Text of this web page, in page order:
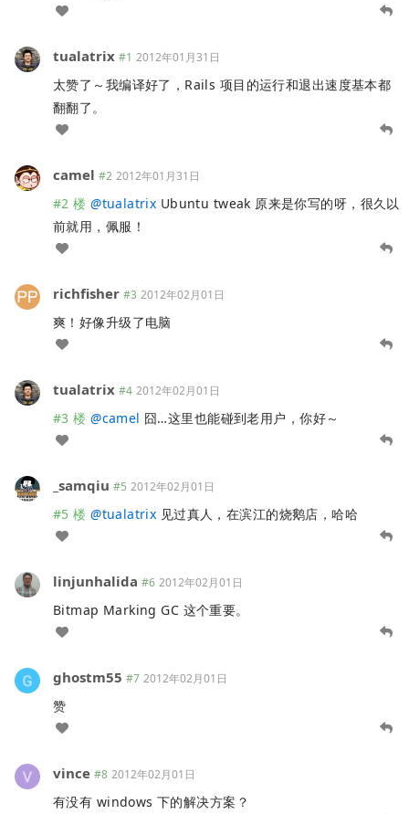
tualatrix #1 2012年01月31日
太赞了～我编译好了，Rails 项目的运行和退出速度基本都
翻翻了。
camel #2 2012年01月31日
#2 楼 @tualatrix Ubuntu tweak 原来是你写的呀，很久以
前就用，佩服！
richfisher #3 2012年02月01日
爽！好像升级了电脑
tualatrix #4 2012年02月01日
#3 楼 @camel 囧…这里也能碰到老用户，你好～
_samqiu #5 2012年02月01日
#5 楼 @tualatrix 见过真人，在滨江的烧鹅店，哈哈
linjunhalida #6 2012年02月01日
Bitmap Marking GC 这个重要。
ghostm55 #7 2012年02月01日
赞
vince #8 2012年02月01日
有没有 windows 下的解决方案？